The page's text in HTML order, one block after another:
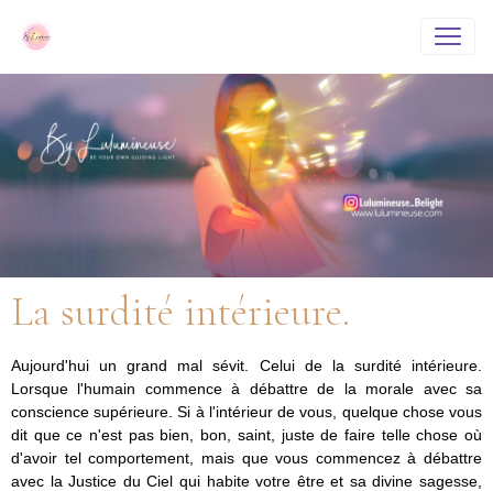
La surdité intérieure.
Aujourd'hui un grand mal sévit. Celui de la surdité intérieure.
Lorsque l'humain commence à débattre de la morale avec sa
conscience supérieure. Si à l'intérieur de vous, quelque chose vous
dit que ce n'est pas bien, bon, saint, juste de faire telle chose où
d'avoir tel comportement, mais que vous commencez à débattre
avec la Justice du Ciel qui habite votre être et sa divine sagesse,